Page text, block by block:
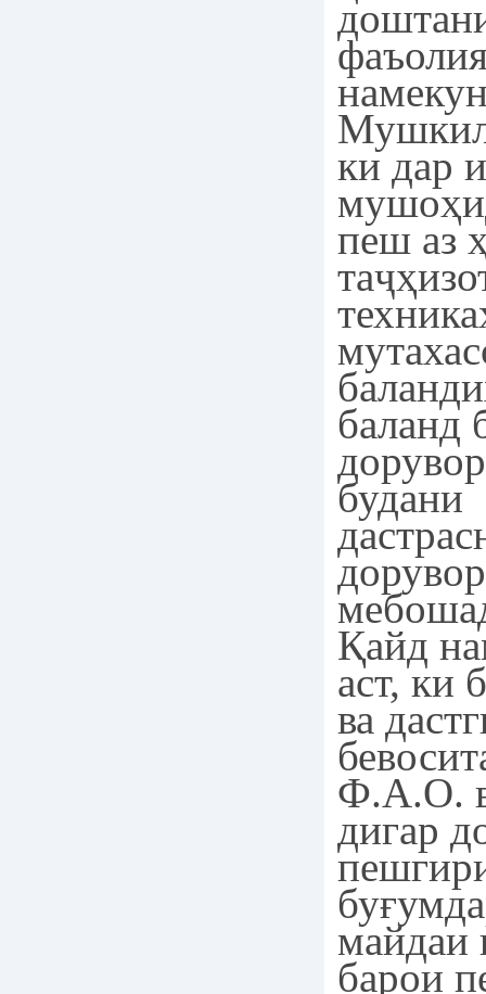
ки дар
пеш аз
баланд
будани
Қайд
аст, ки
ва
Ф.А.О.
дигар
майдаи
барои